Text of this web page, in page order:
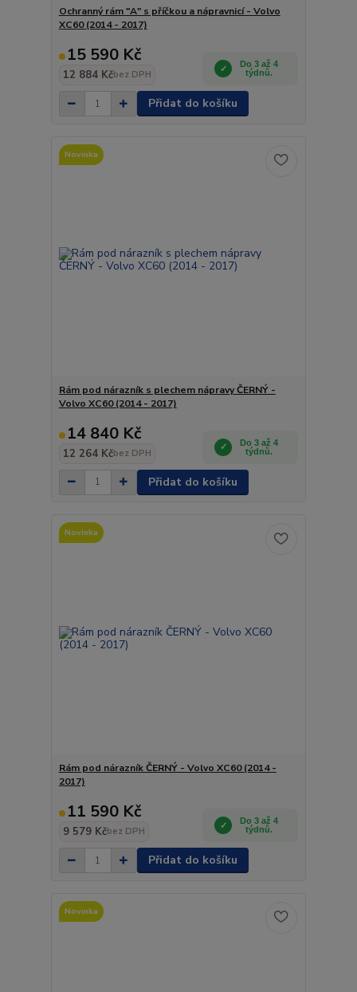
Ochranný rám "A" s příčkou a nápravnicí - Volvo
XC60 (2014 - 2017)
15 590 Kč
12 884 Kčbez DPH
Do 3 až 4
týdnů.
Přidat do košíku
Novinka
Rám pod nárazník s plechem nápravy ČERNÝ -
Volvo XC60 (2014 - 2017)
14 840 Kč
12 264 Kčbez DPH
Do 3 až 4
týdnů.
Přidat do košíku
Novinka
Rám pod nárazník ČERNÝ - Volvo XC60 (2014 -
2017)
11 590 Kč
9 579 Kčbez DPH
Do 3 až 4
týdnů.
Přidat do košíku
Novinka